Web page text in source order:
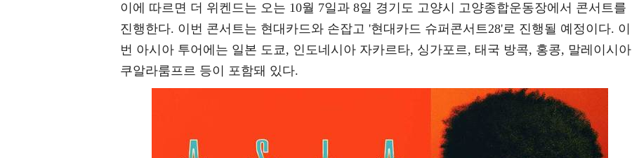
이에 따르면 더 위켄드는 오는 10월 7일과 8일 경기도 고양시 고양종합운동장에서 콘서트를
진행한다. 이번 콘서트는 현대카드와 손잡고 '현대카드 슈퍼콘서트28'로 진행될 예정이다. 이
번 아시아 투어에는 일본 도쿄, 인도네시아 자카르타, 싱가포르, 태국 방콕, 홍콩, 말레이시아
쿠알라룸프르 등이 포함돼 있다.